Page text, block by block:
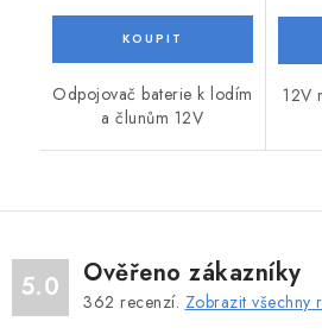
Odpojovač baterie k lodím
a člunům 12V
12V
5.0 Ověřeno zákazníky
362 recenzí. Zobrazit všechny